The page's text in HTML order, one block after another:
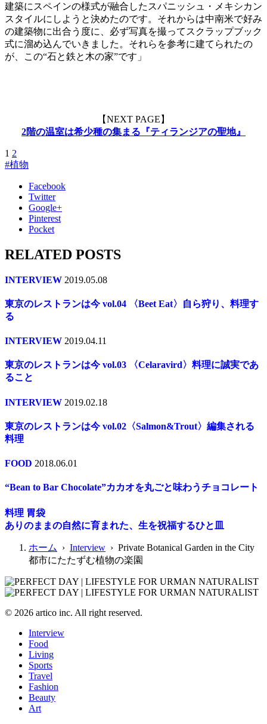
建築にスペインの様式が融合したスパニッシュ・メキシカン
スタイルにしようと決めたのです。それからは中南米で好み
の建築物に出合う度に、必ず写真を撮ってスクラップブック
式に溜め込んでいきました。それらを参考に建てられたの
が、この“石と鉄と木の家”です」
【NEXT PAGE】
2階の温室は希少種の集まる『ティランジアの聖地』
1 2
#植物
Facebook
Twitter
Google+
Pinterest
Pocket
RELATED POSTS
INTERVIEW 2019.05.08
東京のレストランは今 vol.04 〈Beet Eat〉自ら狩り、料理す
る
INTERVIEW 2019.04.11
東京のレストランは今 vol.03 〈Celaravird〉料理に誠実であ
ること
INTERVIEW 2019.02.18
東京のレストランは今 vol.02〈Salmon&Trout〉編集される
料理
FOOD 2018.06.01
“Bean to Bar Chocolate”カカオを丸ごと味わうチョコレート
料理 胃袋
ありのままの自然に育まれた、生を祝福するひと皿
ホーム › Interview › Private Botanical Garden in the City
都市にたたずむ植物の楽園
© 2026 artico inc. All right reserved.
Interview
Food
Living
Sports
Travel
Fashion
Beauty
Art